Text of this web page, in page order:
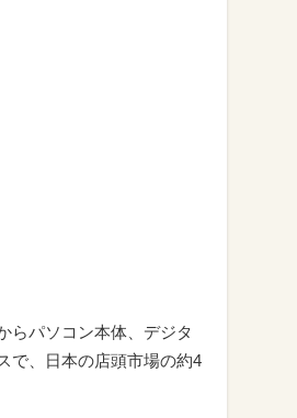
らパソコン本体、デジタ
で、日本の店頭市場の約4